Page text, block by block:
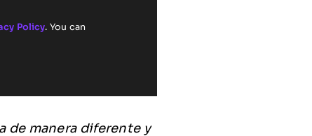
Policy. You can
de manera diferente y